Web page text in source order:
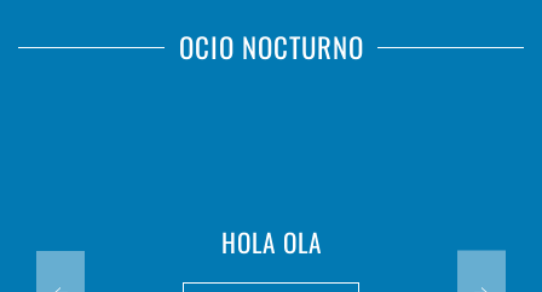
OCIO NOCTURNO
HOLA OLA